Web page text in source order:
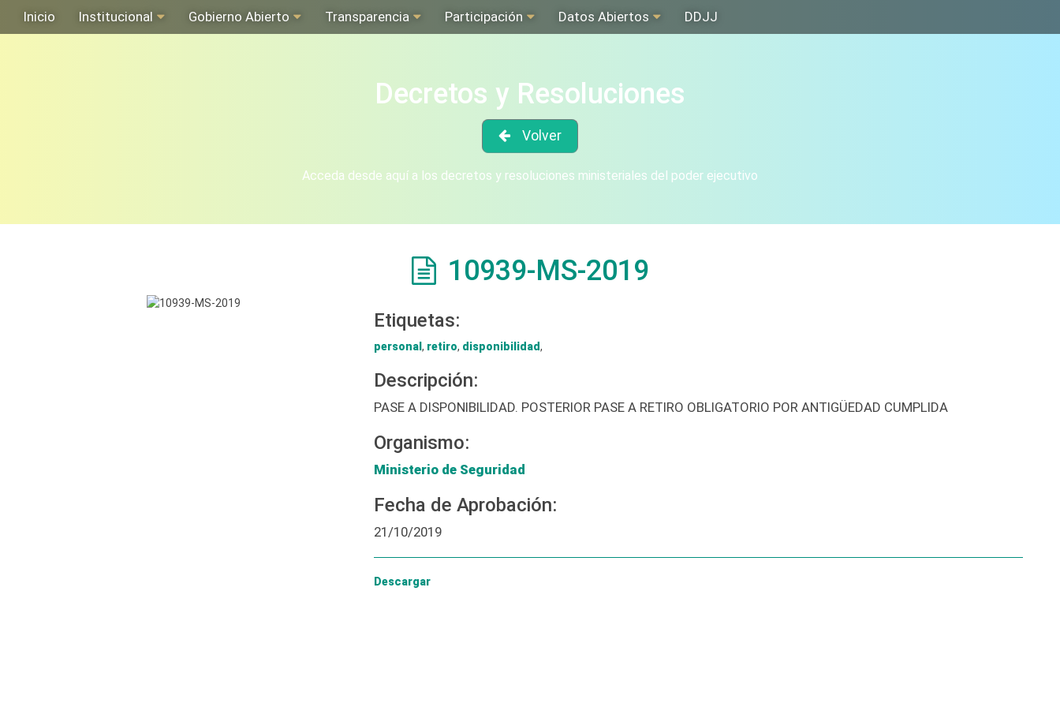
Inicio Institucional Gobierno Abierto Transparencia Participación Datos Abiertos DDJJ
Decretos y Resoluciones
Volver
Acceda desde aquí a los decretos y resoluciones ministeriales del poder ejecutivo
10939-MS-2019
Etiquetas:
personal , retiro, disponibilidad,
Descripción:
PASE A DISPONIBILIDAD. POSTERIOR PASE A RETIRO OBLIGATORIO POR ANTIGÜEDAD CUMPLIDA
Organismo:
Ministerio de Seguridad
Fecha de Aprobación:
21/10/2019
Descargar